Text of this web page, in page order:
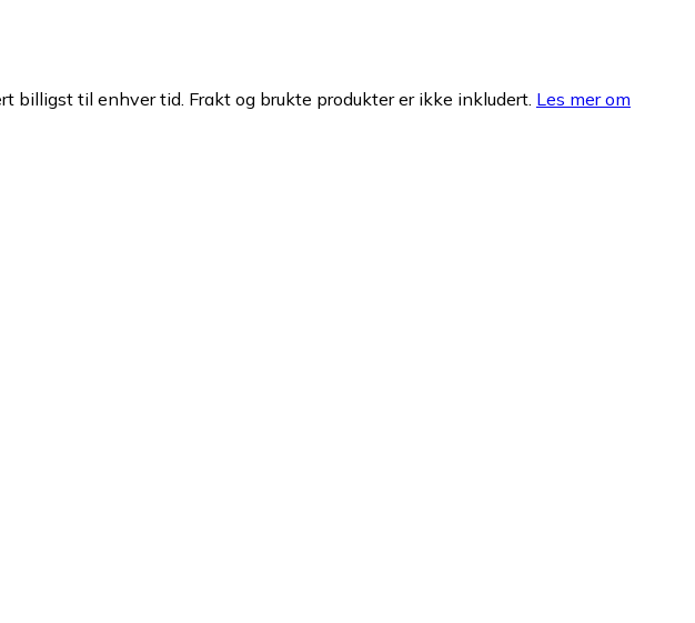
billigst til enhver tid. Frakt og brukte produkter er ikke inkludert. Les mer om